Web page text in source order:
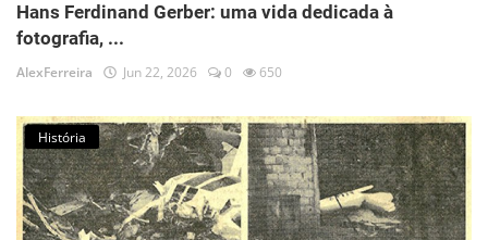
Hans Ferdinand Gerber: uma vida dedicada à
fotografia, ...
AlexFerreira Jun 22, 2026 0 650
História